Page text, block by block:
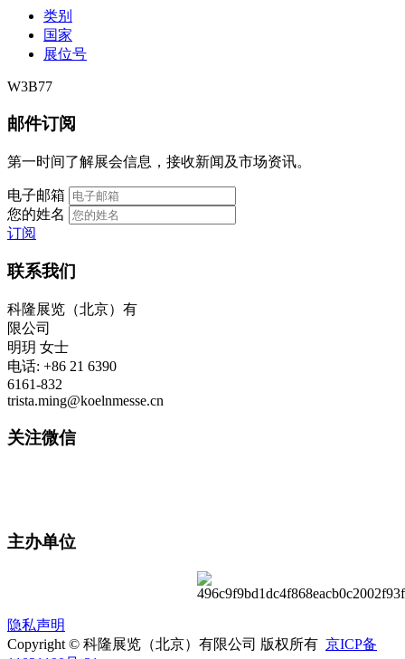
类别
国家
展位号
W3B77
邮件订阅
第一时间了解展会信息，接收新闻及市场资讯。
电子邮箱
您的姓名
订阅
联系我们
科隆展览（北京）有
限公司
明玥 女士
电话: +86 21 6390
6161-832
trista.ming@koelnmesse.cn
关注微信
主办单位
隐私声明
Copyright © 科隆展览（北京）有限公司 版权所有 京ICP备